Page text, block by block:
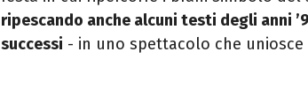
ripescando anche alcuni testi degli anni
successi - in uno spettacolo che